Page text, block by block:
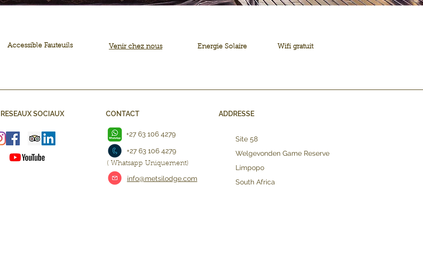
Venir chez nous Energie Solaire Wifi gratuit
RESEAUX SOCIAUX CONTACT
+27 63 106 4279
+27 63 106 4279
( Whatsapp Uniquement)
info@metsilodge.com
ADDRESSE
Site 58
Welgevonden Game Reserve
Limpopo
South Africa
Accessible Fauteuils